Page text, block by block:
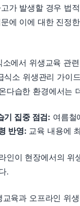
가 발생할 경우 법
에 이에 대한 진정
에서 위생교육 관
식소 위생관리 가이
다습한 환경에서는
기 집중 점검: 여름철
반영: 교육 내용에
인이 현장에서의
.
육과 오프라인 위